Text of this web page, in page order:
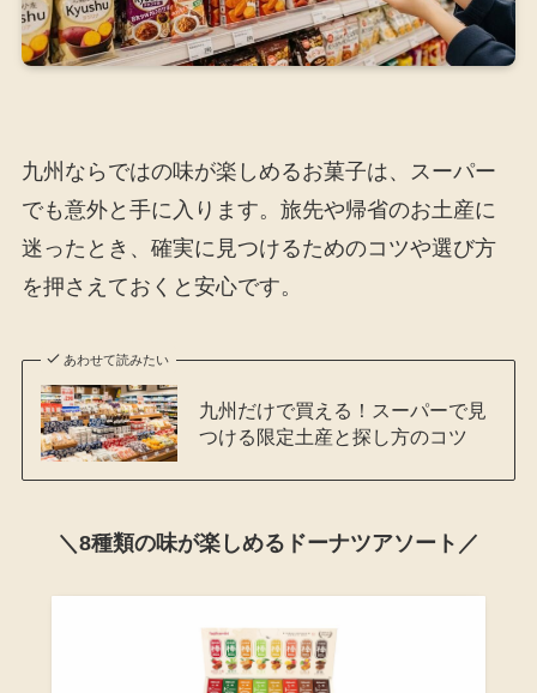
九州ならではの味が楽しめるお菓子は、スーパー
でも意外と手に入ります。旅先や帰省のお土産に
迷ったとき、確実に見つけるためのコツや選び方
を押さえておくと安心です。
あわせて読みたい
九州だけで買える！スーパーで見
つける限定土産と探し方のコツ
＼8種類の味が楽しめるドーナツアソート／